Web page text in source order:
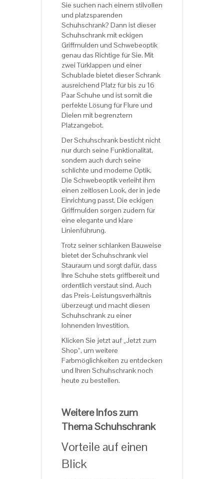
Sie suchen nach einem stilvollen
und platzsparenden
Schuhschrank? Dann ist dieser
Schuhschrank mit eckigen
Griffmulden und Schwebeoptik
genau das Richtige für Sie. Mit
zwei Türklappen und einer
Schublade bietet dieser Schrank
ausreichend Platz für bis zu 16
Paar Schuhe und ist somit die
perfekte Lösung für Flure und
Dielen mit begrenztem
Platzangebot.
Der Schuhschrank besticht nicht
nur durch seine Funktionalität,
sondern auch durch seine
schlichte und moderne Optik.
Die Schwebeoptik verleiht ihm
einen zeitlosen Look, der in jede
Einrichtung passt. Die eckigen
Griffmulden sorgen zudem für
eine elegante und klare
Linienführung.
Trotz seiner schlanken Bauweise
bietet der Schuhschrank viel
Stauraum und sorgt dafür, dass
Ihre Schuhe stets griffbereit und
ordentlich verstaut sind. Auch
das Preis-Leistungsverhältnis
überzeugt und macht diesen
Schuhschrank zu einer
lohnenden Investition.
Klicken Sie jetzt auf „Jetzt zum
Shop“, um weitere
Farbmöglichkeiten zu entdecken
und Ihren Schuhschrank noch
heute zu bestellen.
Weitere Infos zum
Thema Schuhschrank
Vorteile auf einen
Blick